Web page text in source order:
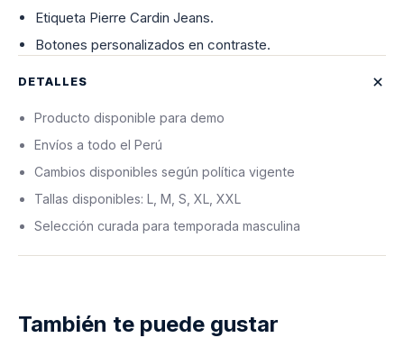
Etiqueta Pierre Cardin Jeans.
Botones personalizados en contraste.
DETALLES
Producto disponible para demo
Envíos a todo el Perú
Cambios disponibles según política vigente
Tallas disponibles: L, M, S, XL, XXL
Selección curada para temporada masculina
También te puede gustar